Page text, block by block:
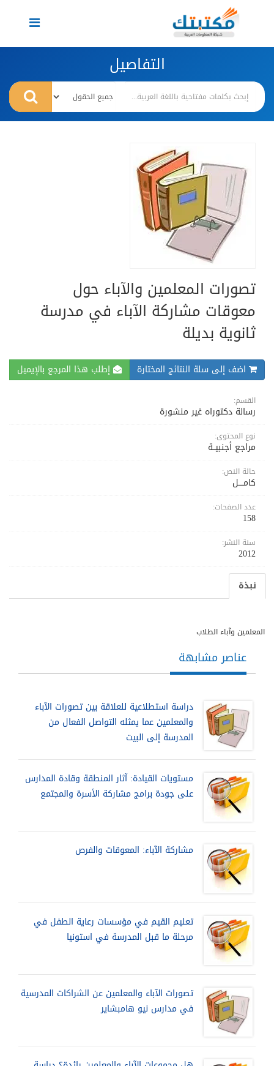
Toggle
navigation
التفاصيل
تصورات المعلمين والآباء حول
معوقات مشاركة الآباء في مدرسة
ثانوية بديلة
اضف إلى سلة النتائج المختارة إطلب هذا المرجع بالإيميل
القسم:
رسالة دكتوراه غير منشورة
نوع المحتوى:
مراجع أجنبيــة
حالة النص:
كامــــل
عدد الصفحات:
158
سنة النشر:
2012
نبذة
المعلمين وآباء الطلاب
عناصر مشابهة
دراسة استطلاعية للعلاقة بين تصورات الآباء
والمعلمين عما يمثله التواصل الفعال من
المدرسة إلى البيت
مستويات القيادة: آثار المنطقة وقادة المدارس
على جودة برامج مشاركة الأسرة والمجتمع
مشاركة الآباء: المعوقات والفرص
تعليم القيم في مؤسسات رعاية الطفل في
مرحلة ما قبل المدرسة في استونيا
تصورات الآباء والمعلمين عن الشراكات المدرسية
في مدارس نيو هامبشاير